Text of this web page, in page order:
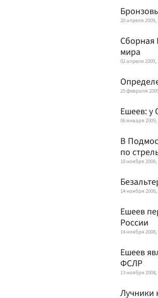
20 апреля 2009,
Сборная
мира
02 апреля 2009,
25 февраля
Ешеев: у
06 января 2009,
В
по
18 ноября 2008,
14 ноября 2008,
Ешеев
России
14 ноября 2008,
Ешеев
ФСЛР
13 ноября 2008,
Лучники